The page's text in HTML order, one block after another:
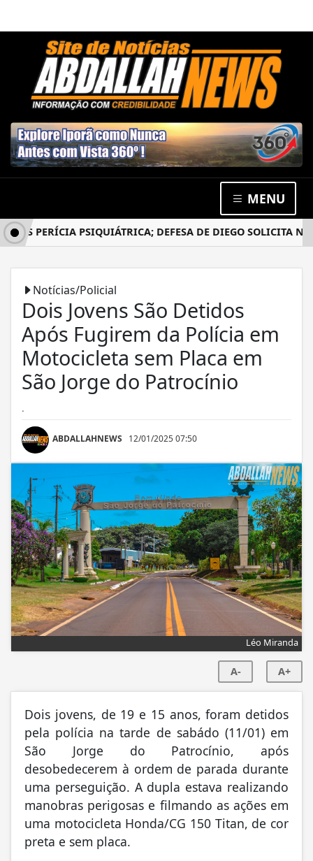
MENU
PERÍCIA PSIQUIÁTRICA; DEFESA DE DIEGO SOLICITA NOVO
Notícias/Policial
Dois Jovens São Detidos
Após Fugirem da Polícia em
Motocicleta sem Placa em
São Jorge do Patrocínio
.
ABDALLAHNEWS 12/01/2025 07:50
Léo Miranda
A- A+
Dois jovens, de 19 e 15 anos, foram detidos
pela polícia na tarde de sabádo (11/01) em
São Jorge do Patrocínio, após
desobedecerem à ordem de parada durante
uma perseguição. A dupla estava realizando
manobras perigosas e filmando as ações em
uma motocicleta Honda/CG 150 Titan, de cor
preta e sem placa.